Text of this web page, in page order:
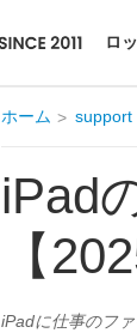
ロ
ホーム support
iPad
【
iPadに仕事のフ